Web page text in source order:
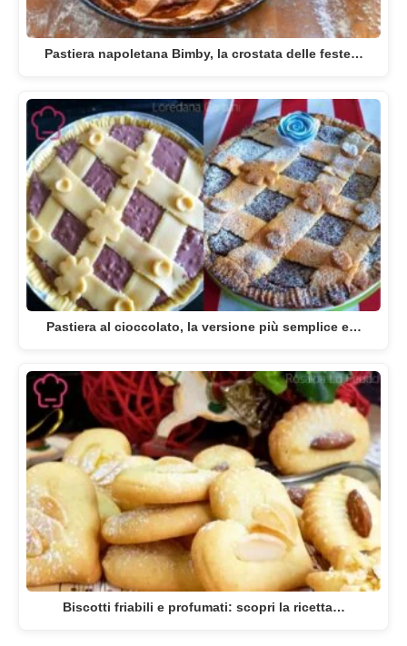
Pastiera napoletana Bimby, la crostata delle feste…
Pastiera al cioccolato, la versione più semplice e…
Biscotti friabili e profumati: scopri la ricetta…